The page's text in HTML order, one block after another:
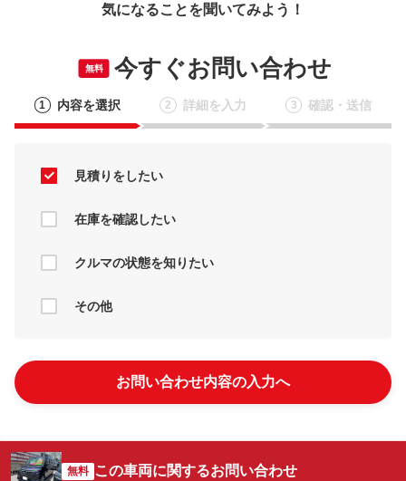
気になることを聞いてみよう！
無料 今すぐお問い合わせ
1 内容を選択 2 詳細を入力 3 確認・送信
見積りをしたい
在庫を確認したい
クルマの状態を知りたい
その他
お問い合わせ内容の入力へ
無料 この車両に関するお問い合わせ